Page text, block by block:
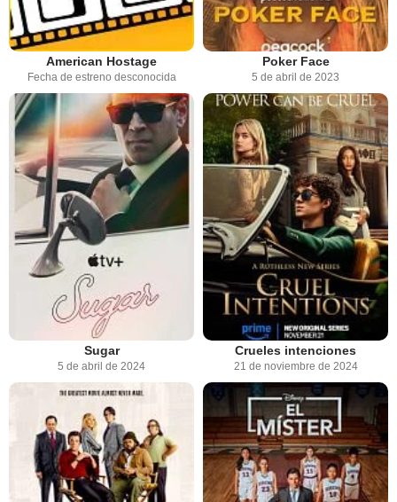
American Hostage
Fecha de estreno desconocida
Poker Face
5 de abril de 2023
Sugar
5 de abril de 2024
Crueles intenciones
21 de noviembre de 2024